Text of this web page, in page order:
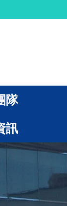
隊
訊